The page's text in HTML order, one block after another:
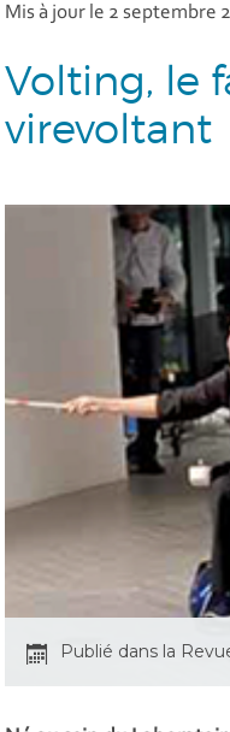
Mis à jour le 2 septembre
Volting, le
virevoltant
Publié dans la